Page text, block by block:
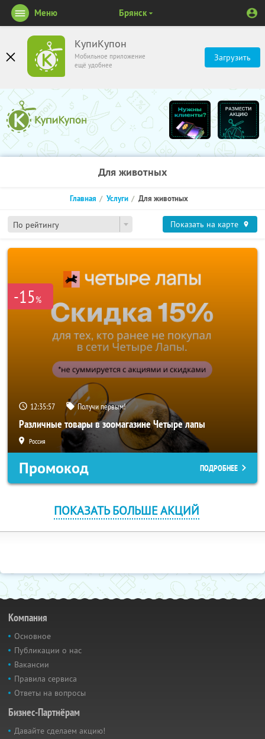
КупиКупон
Мобильное приложение
ещё удобнее
Загрузить
Меню Брянск
Для животных
По рейтингу
Главная Услуги Для животных
Показать на карте
-15%
12:35:57 Получи первым!
Различные товары в зоомагазине Четыре лапы
Россия
Промокод ПОДРОБНЕЕ
ПОКАЗАТЬ БОЛЬШЕ АКЦИЙ
Компания
Основное
Публикации о нас
Вакансии
Правила сервиса
Ответы на вопросы
Бизнес-Партнёрам
Давайте сделаем акцию!